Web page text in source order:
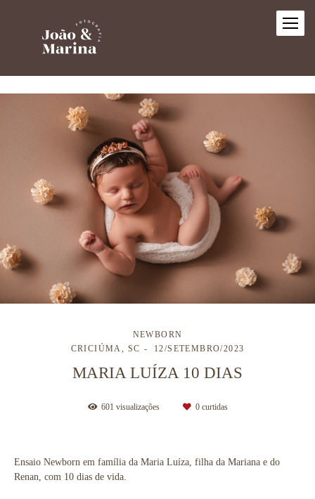
NEWBORN
CRICIÚMA, SC
12/SETEMBRO/2023
MARIA LUÍZA 10 DIAS
601 visualizações 0curtidas
Ensaio Newborn em família da Maria Luíza, filha da Mariana e do
Renan, com 10 dias de vida.